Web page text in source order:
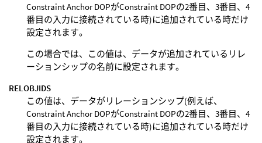
Constraint Anchor DOPがConstraint DOPの2番目、3番目、4
番目の入力に接続されている時)に追加されている時だけ
設定されます。
この場合では、この値は、データが追加されているリレ
ーションシップの名前に設定されます。
RELOBJIDS
この値は、データがリレーションシップ(例えば、
Constraint Anchor DOPがConstraint DOPの2番目、3番目、4
番目の入力に接続されている時)に追加されている時だけ
設定されます。